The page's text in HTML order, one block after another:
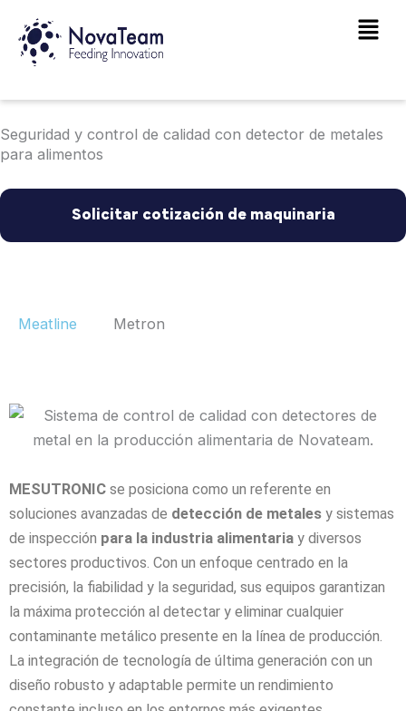
contenido
Main
Seguridad y control de calidad con detector de metales
para alimentos
Solicitar cotización de maquinaria
Correo electrónico
Teléfono
Código Postal
Meatline Metron
MESUTRONIC se posiciona como un referente en
soluciones avanzadas de detección de metales y sistemas
de inspección para la industria alimentaria y diversos
sectores productivos. Con un enfoque centrado en la
precisión, la fiabilidad y la seguridad, sus equipos garantizan
la máxima protección al detectar y eliminar cualquier
contaminante metálico presente en la línea de producción.
La integración de tecnología de última generación con un
diseño robusto y adaptable permite un rendimiento